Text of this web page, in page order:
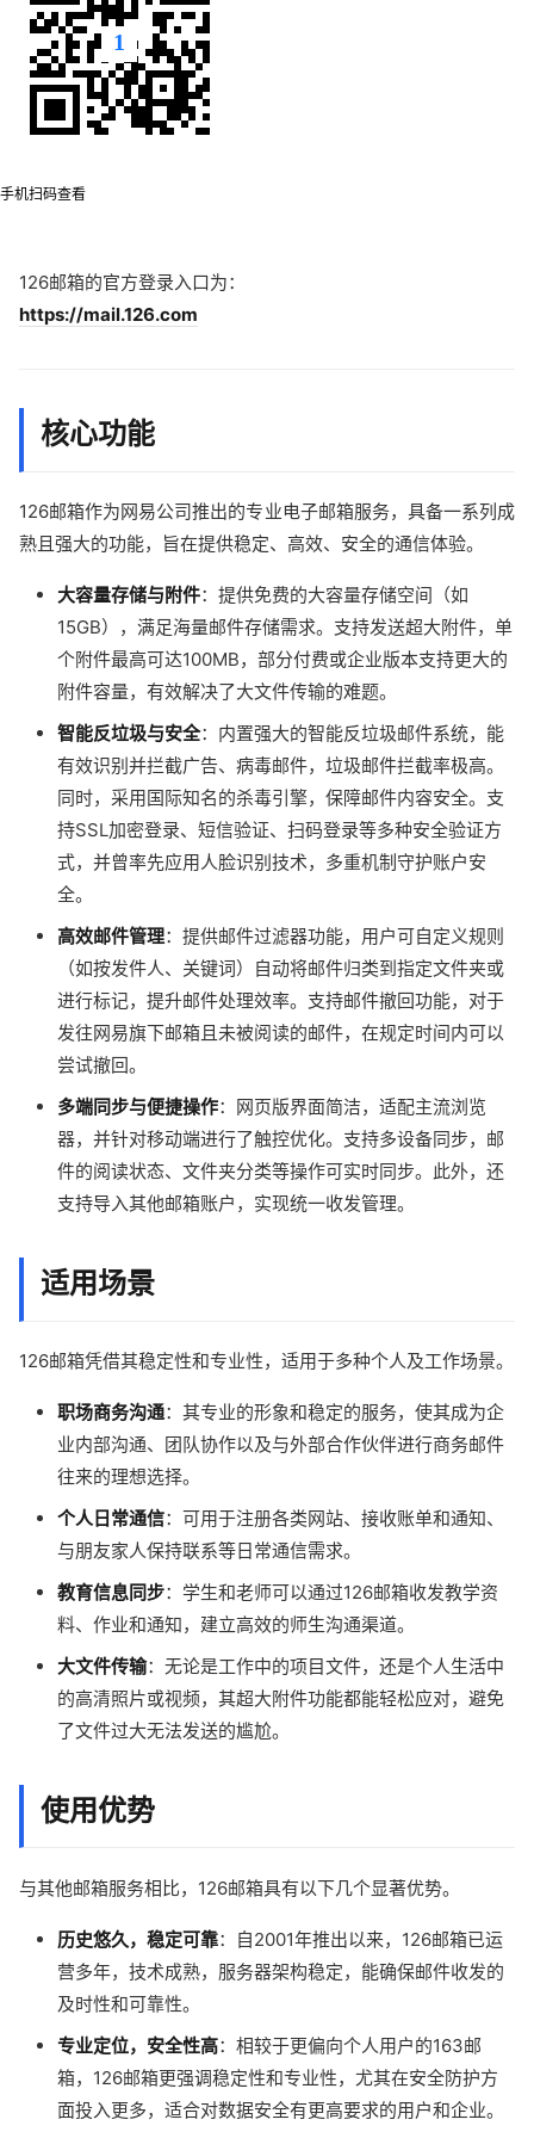
手机扫码查看
126邮箱的官方登录入口为：
https://mail.126.com
核心功能
126邮箱作为网易公司推出的专业电子邮箱服务，具备一系列成
熟且强大的功能，旨在提供稳定、高效、安全的通信体验。
大容量存储与附件：提供免费的大容量存储空间（如
15GB），满足海量邮件存储需求。支持发送超大附件，单
个附件最高可达100MB，部分付费或企业版本支持更大的
附件容量，有效解决了大文件传输的难题。
智能反垃圾与安全：内置强大的智能反垃圾邮件系统，能
有效识别并拦截广告、病毒邮件，垃圾邮件拦截率极高。
同时，采用国际知名的杀毒引擎，保障邮件内容安全。支
持SSL加密登录、短信验证、扫码登录等多种安全验证方
式，并曾率先应用人脸识别技术，多重机制守护账户安
全。
高效邮件管理：提供邮件过滤器功能，用户可自定义规则
（如按发件人、关键词）自动将邮件归类到指定文件夹或
进行标记，提升邮件处理效率。支持邮件撤回功能，对于
发往网易旗下邮箱且未被阅读的邮件，在规定时间内可以
尝试撤回。
多端同步与便捷操作：网页版界面简洁，适配主流浏览
器，并针对移动端进行了触控优化。支持多设备同步，邮
件的阅读状态、文件夹分类等操作可实时同步。此外，还
支持导入其他邮箱账户，实现统一收发管理。
适用场景
126邮箱凭借其稳定性和专业性，适用于多种个人及工作场景。
职场商务沟通：其专业的形象和稳定的服务，使其成为企
业内部沟通、团队协作以及与外部合作伙伴进行商务邮件
往来的理想选择。
个人日常通信：可用于注册各类网站、接收账单和通知、
与朋友家人保持联系等日常通信需求。
教育信息同步：学生和老师可以通过126邮箱收发教学资
料、作业和通知，建立高效的师生沟通渠道。
大文件传输：无论是工作中的项目文件，还是个人生活中
的高清照片或视频，其超大附件功能都能轻松应对，避免
了文件过大无法发送的尴尬。
使用优势
与其他邮箱服务相比，126邮箱具有以下几个显著优势。
历史悠久，稳定可靠：自2001年推出以来，126邮箱已运
营多年，技术成熟，服务器架构稳定，能确保邮件收发的
及时性和可靠性。
专业定位，安全性高：相较于更偏向个人用户的163邮
箱，126邮箱更强调稳定性和专业性，尤其在安全防护方
面投入更多，适合对数据安全有更高要求的用户和企业。